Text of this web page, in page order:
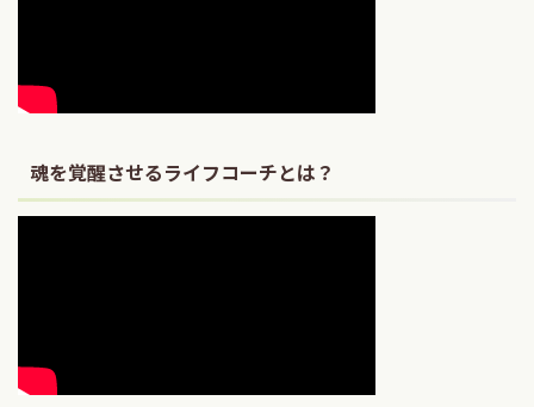
魂を覚醒させるライフコーチとは？